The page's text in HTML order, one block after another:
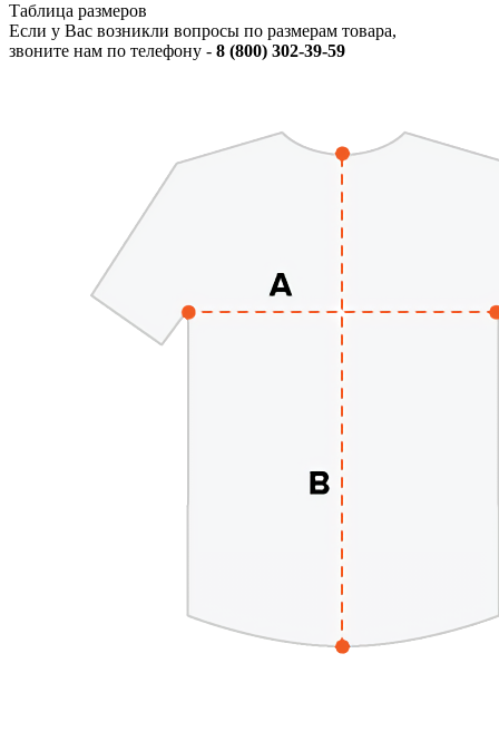
Таблица размеров
Если у Вас возникли вопросы по размерам товара,
звоните нам по телефону - 8 (800) 302-39-59